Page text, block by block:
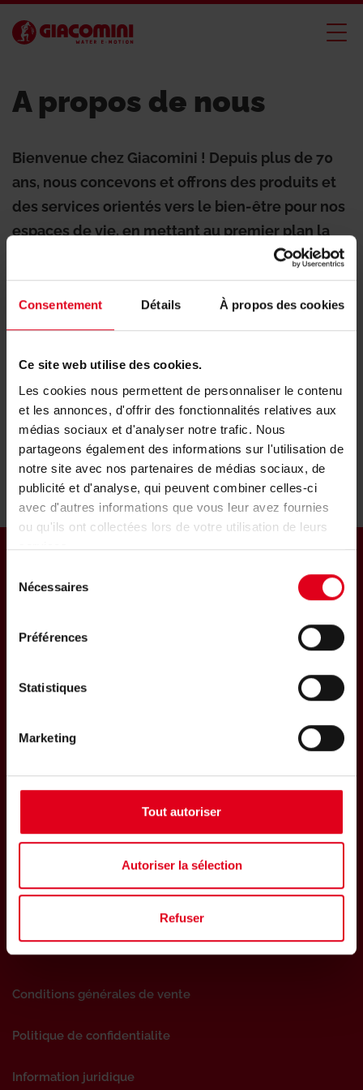
Consentement Détails À propos des cookies
Ce site web utilise des cookies.
Les cookies nous permettent de personnaliser le contenu
et les annonces, d'offrir des fonctionnalités relatives aux
médias sociaux et d'analyser notre trafic. Nous
partageons également des informations sur l'utilisation de
notre site avec nos partenaires de médias sociaux, de
publicité et d'analyse, qui peuvent combiner celles-ci
avec d'autres informations que vous leur avez fournies
ou qu'ils ont collectées lors de votre utilisation de leurs
services.
Nécessaires
Préférences
Statistiques
Marketing
Tout autoriser
Autoriser la sélection
Refuser
A propos de nous
Bienvenue chez Giacomini ! Depuis plus de 70
ans, nous concevons et offrons des produits et
des services orientés vers le bien-être pour nos
espaces de vie, en mettant au premier plan la
durabilité et la réduction des déchets
énergétiques.
GIACOMINI-BENELUX NV
BELGIE
Newsletter
Subscribe
Conditions générales de vente
Politique de confidentialite
Information juridique